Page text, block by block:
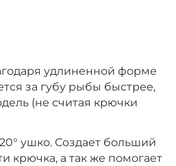
удлиненной форме
за губу рыбы быстрее,
(не считая крючки
ушко. Создает больший
крючка, а так же помогает